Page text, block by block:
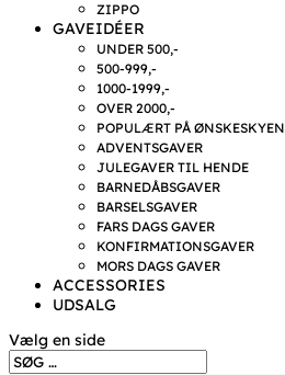
ZIPPO
GAVEIDÉER
UNDER 500,-
500-999,-
1000-1999,-
OVER 2000,-
POPULÆRT PÅ ØNSKESKYEN
ADVENTSGAVER
JULEGAVER TIL HENDE
BARNEDÅBSGAVER
BARSELSGAVER
FARS DAGS GAVER
KONFIRMATIONSGAVER
MORS DAGS GAVER
ACCESSORIES
UDSALG
Vælg en side